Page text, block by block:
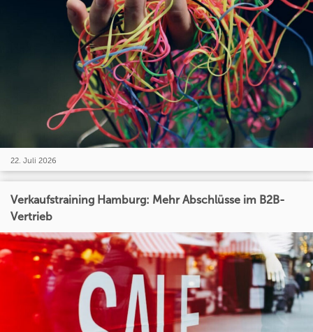
22. Juli 2026
Verkaufstraining Hamburg: Mehr Abschlüsse im B2B-
Vertrieb